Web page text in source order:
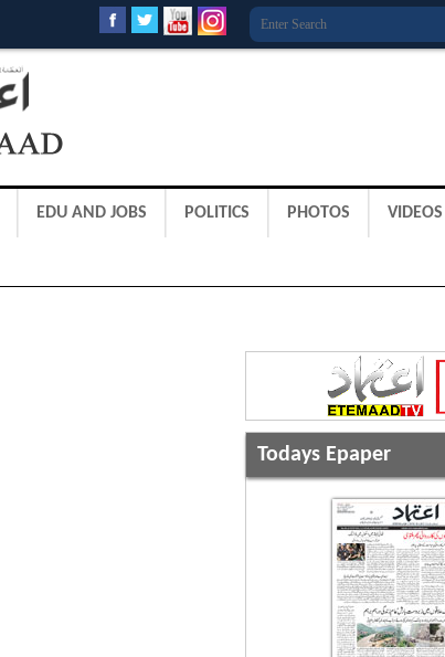
EDU AND JOBS POLITICS PHOTOS VIDEOS
Todays Epaper